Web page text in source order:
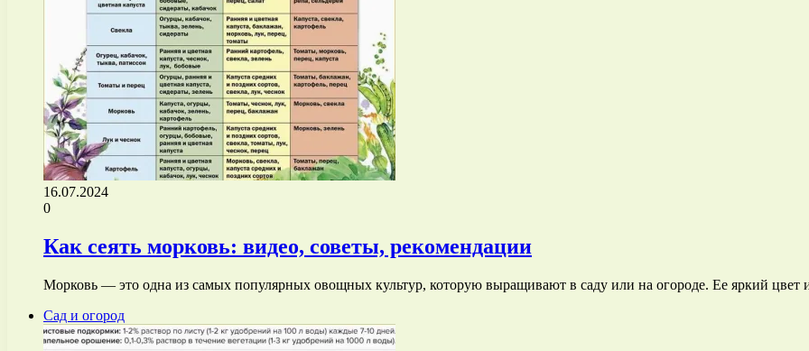
16.07.2024
0
Как сеять морковь: видео, советы, рекомендации
Морковь — это одна из самых популярных овощных культур, которую выращивают в саду или на огороде. Ее яркий
Сад и огород